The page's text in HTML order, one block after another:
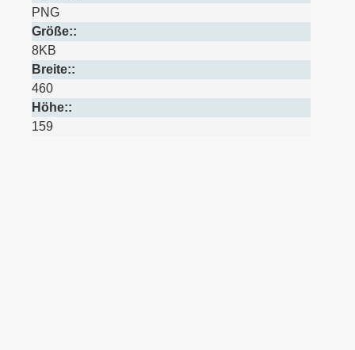
PNG
Größe::
8KB
Breite::
460
Höhe::
159